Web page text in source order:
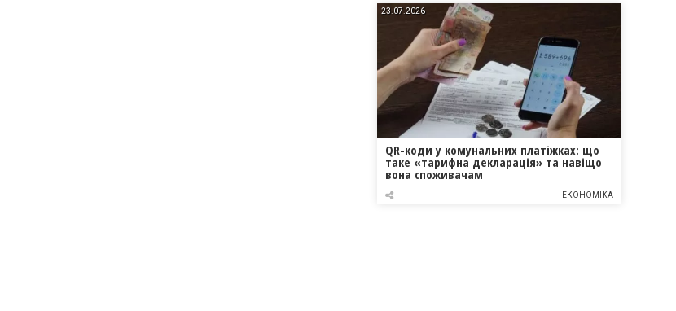
23.07.2026
QR-коди у комунальних платіжках: що
таке «тарифна декларація» та навіщо
вона споживачам
ЕКОНОМІКА